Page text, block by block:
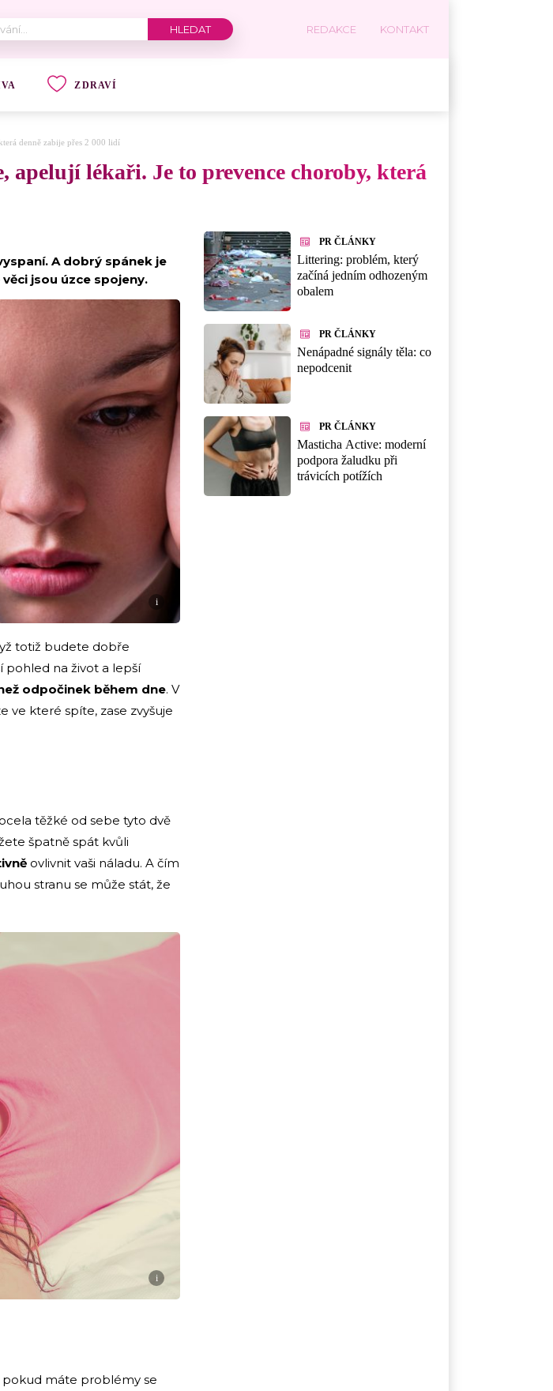
REDAKCE KONTAKT
ZDRAVÍ
denně zabije přes 2 000 lidí
lékaři. Je to prevence choroby, která
A dobrý spánek je
jsou úzce spojeny.
i
totiž budete dobře
na život a lepší
odpočinek během dne. V
ve které spíte, zase zvyšuje
těžké od sebe tyto dvě
špatně spát kvůli
ovlivnit vaši náladu. A čím
stranu se může stát, že
i
pokud máte problémy se
PR ČLÁNKY
Littering: problém, který
začíná jedním odhozeným
obalem
PR ČLÁNKY
Nenápadné signály těla: co
nepodcenit
PR ČLÁNKY
Masticha Active: moderní
podpora žaludku při
trávicích potížích